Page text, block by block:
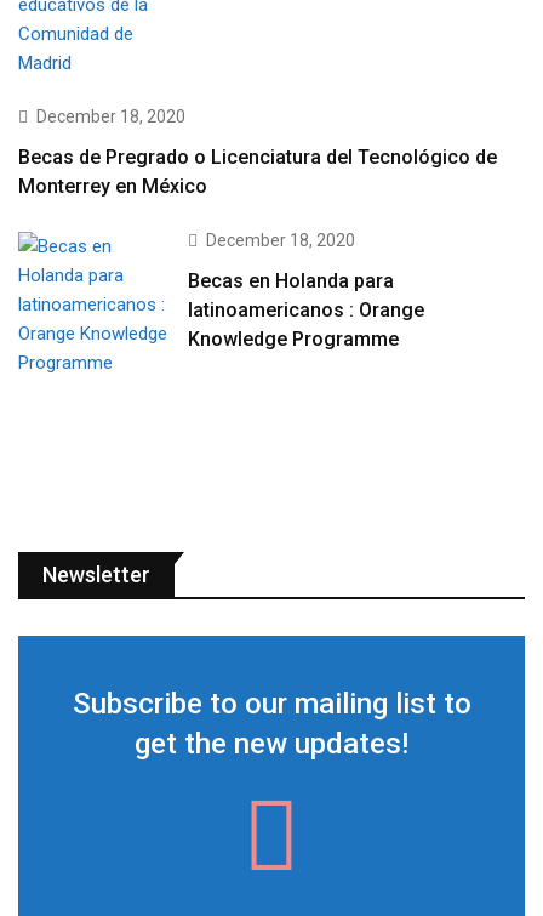
December 18, 2020
Becas de Pregrado o Licenciatura del Tecnológico de
Monterrey en México
December 18, 2020
Becas en Holanda para
latinoamericanos : Orange
Knowledge Programme
Newsletter
Subscribe to our mailing list to
get the new updates!